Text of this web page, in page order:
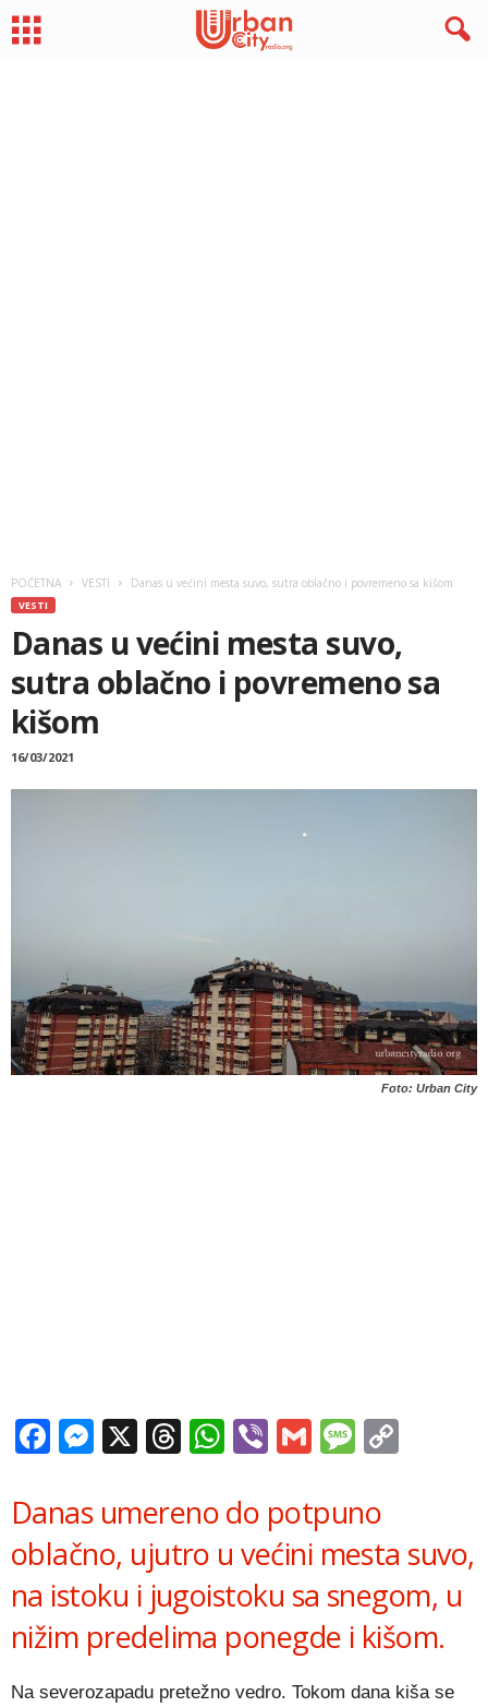
POČETNA VESTI Danas u većini mesta suvo, sutra oblačno i povremeno sa kišom
VESTI
Danas u većini mesta suvo,
sutra oblačno i povremeno sa
kišom
16/03/2021
Foto: Urban City
Facebook
Messenger
X Threads
WhatsApp
ViberGmail
Danas umereno do potpuno
oblačno, ujutro u većini mesta suvo,
na istoku i jugoistoku sa snegom, u
nižim predelima ponegde i kišom.
Na severozapadu pretežno vedro. Tokom dana kiša se